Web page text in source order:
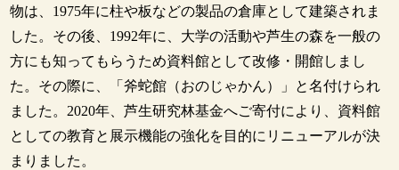
物は、1975年に柱や板などの製品の倉庫として建築されま
した。その後、1992年に、大学の活動や芦生の森を一般の
方にも知ってもらうため資料館として改修・開館しまし
た。その際に、「斧蛇館（おのじゃかん）」と名付けられ
ました。2020年、芦生研究林基金へご寄付により、資料館
としての教育と展示機能の強化を目的にリニューアルが決
まりました。